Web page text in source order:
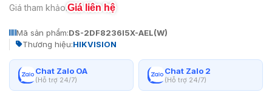
Giá tham khảo:Giá liên hệ
Mã sản phẩm:DS-2DF8236I5X-AEL(W)
Thương hiệu:HIKVISION
Chat Zalo OA
(Hỗ trợ 24/7)
Chat Zalo 2
(Hỗ trợ 24/7)